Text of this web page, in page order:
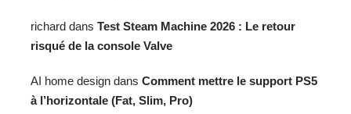
richard dans Test Steam Machine 2026 : Le retour
risqué de la console Valve
AI home design dans Comment mettre le support PS5
à l’horizontale (Fat, Slim, Pro)